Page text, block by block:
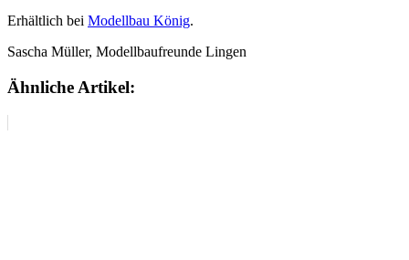
Erhältlich bei Modellbau König.
Sascha Müller, Modellbaufreunde Lingen
Ähnliche Artikel: